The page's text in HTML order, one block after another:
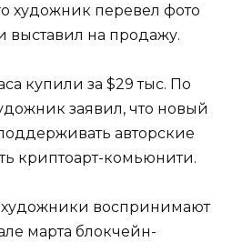
художник перевел фото
выставил на продажу.
купили за $29 тыс. По
заявил, что новый
авторские
криптоарт-комьюнити.
художники воспринимают
марта блокчейн-